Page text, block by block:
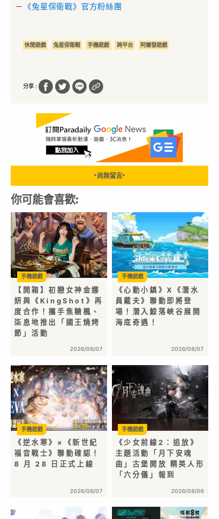
－ 《兔星保衛戰》官方粉絲團
休閒遊戲 兔星保衛戰 手機遊戲 跨平台 阿爾發遊戲
分享 :
▼ 尚無留言▼
你可能會喜歡:
【開箱】初戀女神金娜
妍與《KingShot》再
度合作！攜手焦糖楓、
柒息地推出「國王燒烤
節」活動
2026/08/07
手機遊戲
《心動小鎮》X《潛水
員戴夫》聯動即將登
場！潛入鯨落峽谷展開
海底奇遇！
2026/08/07
手機遊戲
《逆水寒》×《新世紀
福音戰士》聯動確認！
8 月 28 日正式上線
2026/08/07
手機遊戲
《少女前線2：追放》
主題活動「月下安魂
曲」古堡開放 精英人形
「六分儀」報到
2026/08/06
手機遊戲